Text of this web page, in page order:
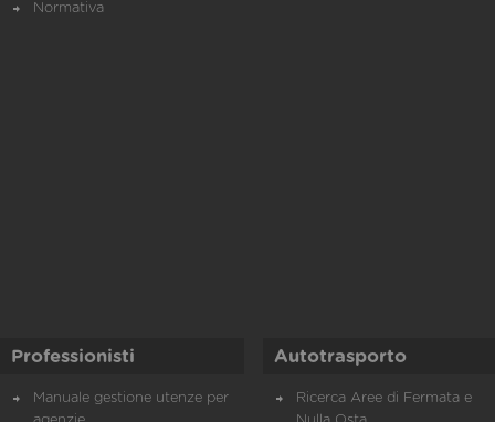
Normativa
Professionisti
Manuale gestione utenze per
Autotrasporto
Ricerca Aree di Fermata e